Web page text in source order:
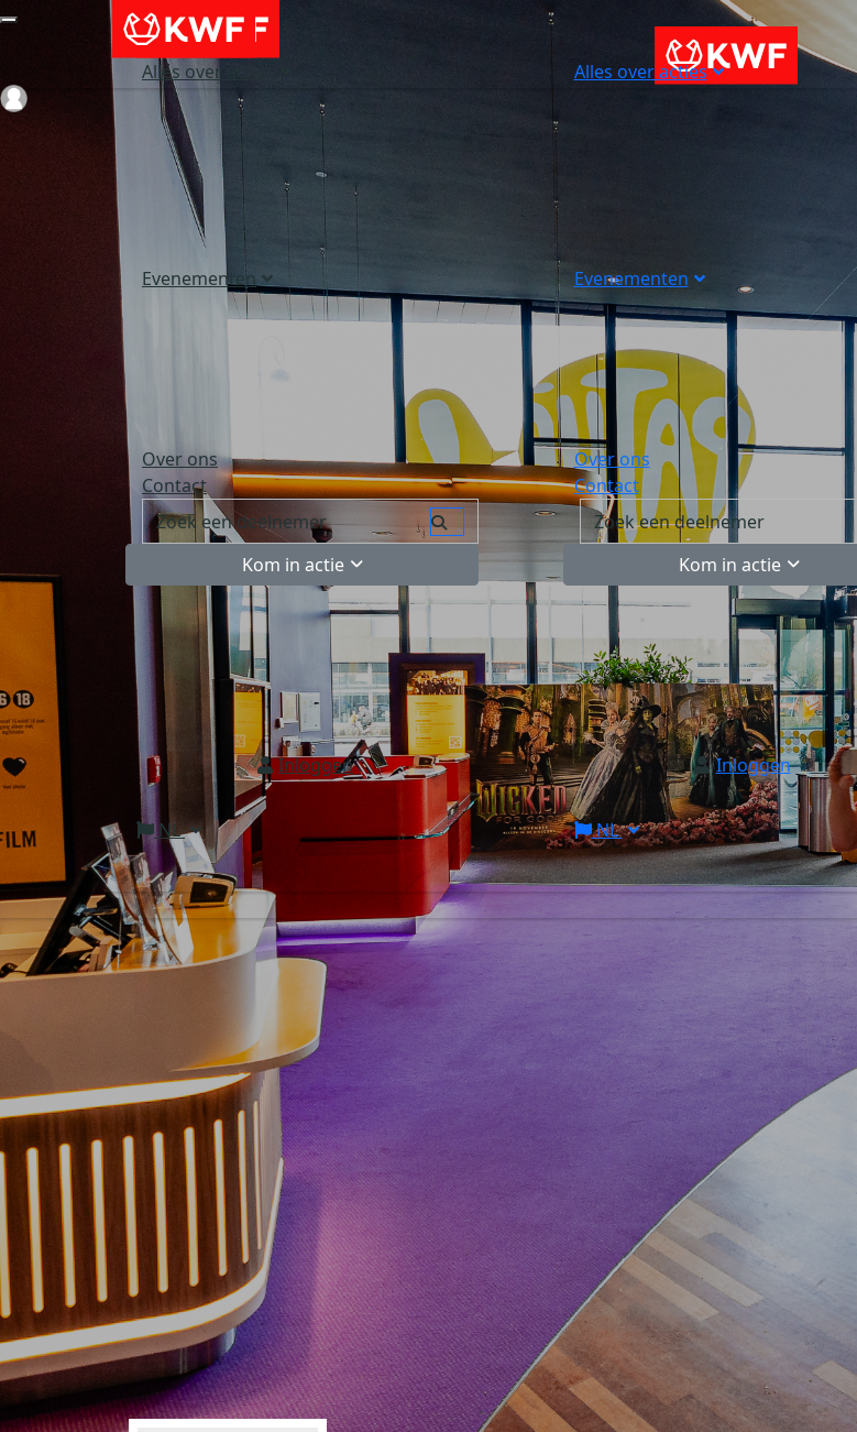
Alles over acties
Evenementen
Over ons
Contact
Kom in actie
Inloggen
NL
Alles over acties
Evenementen
Over ons
Contact
Kom in actie
Inloggen
NL
Login